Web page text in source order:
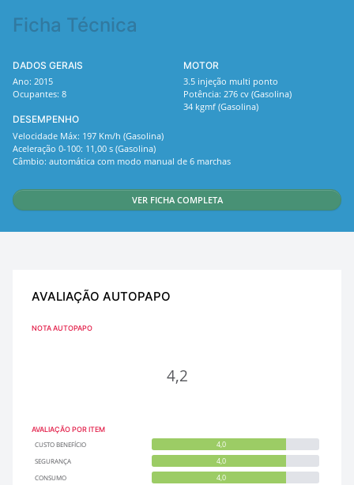
Ficha Técnica
DADOS GERAIS
Ano: 2015
Ocupantes: 8
MOTOR
3.5 injeção multi ponto
Potência: 276 cv (Gasolina)
34 kgmf (Gasolina)
DESEMPENHO
Velocidade Máx: 197 Km/h (Gasolina)
Aceleração 0-100: 11,00 s (Gasolina)
Câmbio: automática com modo manual de 6 marchas
VER FICHA COMPLETA
AVALIAÇÃO AUTOPAPO
NOTA AUTOPAPO
4,2
AVALIAÇÃO POR ITEM
CUSTO BENEFÍCIO
4,0
SEGURANÇA 4,0
CONSUMO 4,0